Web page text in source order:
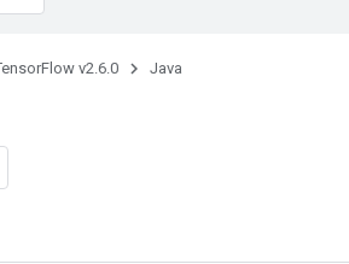
v2.6.0 Java